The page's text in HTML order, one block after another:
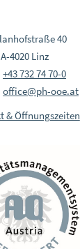
40
A-4020 Linz
+43 732 74 70-0
office@ph-ooe.at
& Öffnungszeiten